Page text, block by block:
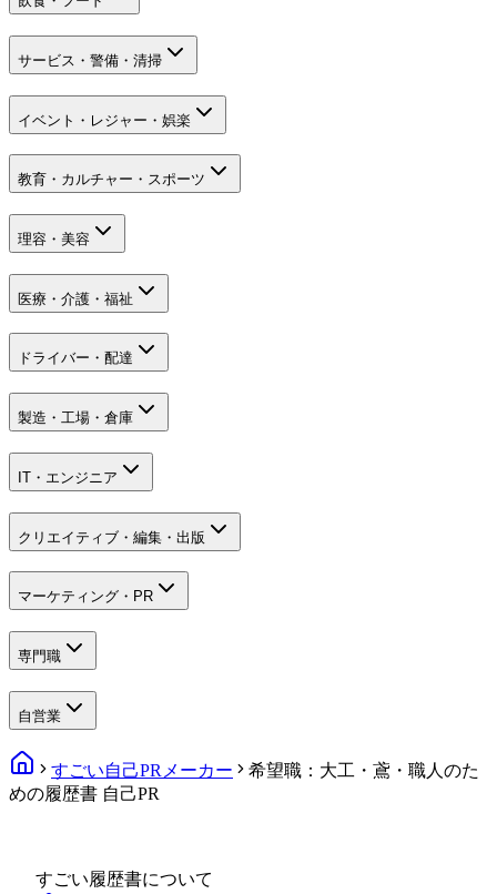
サービス・警備・清掃
イベント・レジャー・娯楽
教育・カルチャー・スポーツ
理容・美容
医療・介護・福祉
ドライバー・配達
製造・工場・倉庫
IT・エンジニア
クリエイティブ・編集・出版
マーケティング・PR
専門職
自営業
すごい自己PRメーカー
希望職：大工・鳶・職人のた
めの履歴書 自己PR
すごい履歴書について